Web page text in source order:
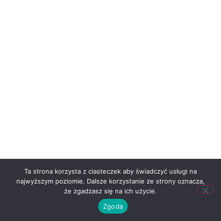
Ta strona korzysta z ciasteczek aby świadczyć usługi na
najwyższym poziomie. Dalsze korzystanie ze strony oznacza,
że zgadzasz się na ich użycie.
Zgoda